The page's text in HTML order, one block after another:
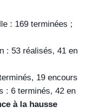
: 169 terminées ;
: 53 réalisés, 41 en
19 encours
: 6 terminés, 42 en
à la hausse